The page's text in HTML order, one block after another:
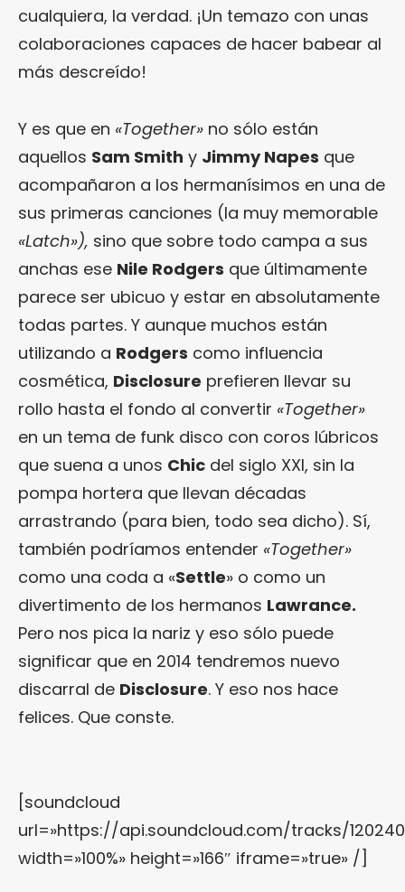
cualquiera, la verdad. ¡Un temazo con unas
colaboraciones capaces de hacer babear al
más descreído!
Y es que en «Together» no sólo están
aquellos Sam Smith y Jimmy Napes que
acompañaron a los hermanísimos en una de
sus primeras canciones (la muy memorable
«Latch»), sino que sobre todo campa a sus
anchas ese Nile Rodgers que últimamente
parece ser ubicuo y estar en absolutamente
todas partes. Y aunque muchos están
utilizando a Rodgers como influencia
cosmética, Disclosure prefieren llevar su
rollo hasta el fondo al convertir «Together»
en un tema de funk disco con coros lúbricos
que suena a unos Chic del siglo XXI, sin la
pompa hortera que llevan décadas
arrastrando (para bien, todo sea dicho). Sí,
también podríamos entender «Together»
como una coda a «Settle» o como un
divertimento de los hermanos Lawrance.
Pero nos pica la nariz y eso sólo puede
significar que en 2014 tendremos nuevo
discarral de Disclosure. Y eso nos hace
felices. Que conste.
[soundcloud
url=»https://api.soundcloud.com/tracks/
width=»100%» height=»166″ iframe=»true» /]